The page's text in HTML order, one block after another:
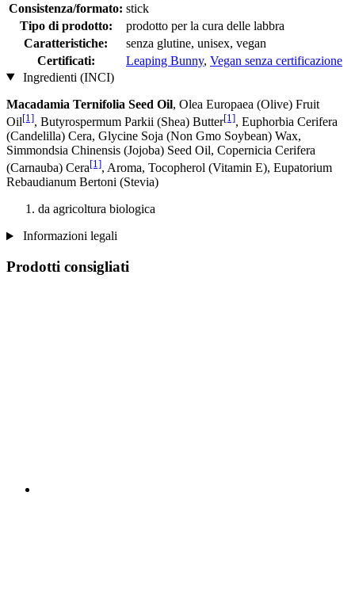
Consistenza/formato: stick
Tipo di prodotto:
prodotto per la cura delle labbra
Caratteristiche:
senza glutine, unisex, vegan
Certificati:
Leaping Bunny, Vegan senza certificazione
Ingredienti (INCI)
Macadamia Ternifolia Seed Oil, Olea Europaea (Olive) Fruit
Oil[1], Butyrospermum Parkii (Shea) Butter[1], Euphorbia Cerifera
(Candelilla) Cera, Glycine Soja (Non Gmo Soybean) Wax,
Simmondsia Chinensis (Jojoba) Seed Oil, Copernicia Cerifera
(Carnauba) Cera[1], Aroma, Tocopherol (Vitamin E), Eupatorium
Rebaudianum Bertoni (Stevia)
da agricoltura biologica
Informazioni legali
Prodotti consigliati